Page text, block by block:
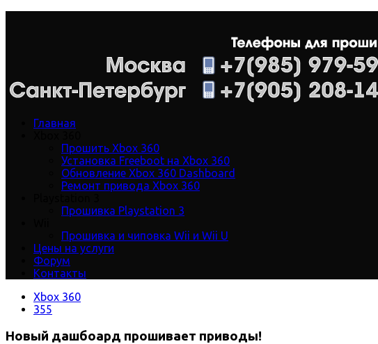
Главная
Прошить Xbox 360
Установка Freeboot на Xbox 360
Обновление Xbox 360 Dashboard
Ремонт привода Xbox 360
Прошивка Playstation 3
Прошивка и чиповка Wii и Wii U
Цены на услуги
Форум
Контакты
Xbox 360
355
Новый дашбоард прошивает приводы!